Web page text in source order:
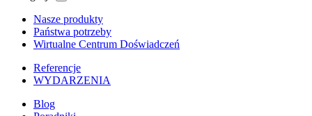
Nasze produkty
Państwa potrzeby
Wirtualne Centrum Doświadczeń
Referencje
WYDARZENIA
Blog